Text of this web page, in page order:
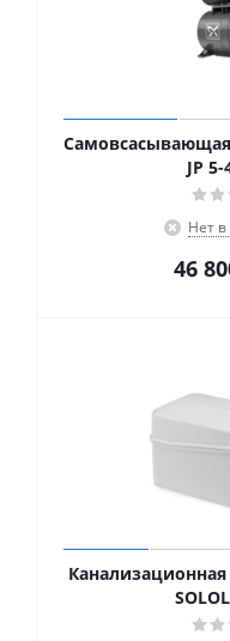
Самовсасывающая
JP 5-
Нет
46
Канализационная